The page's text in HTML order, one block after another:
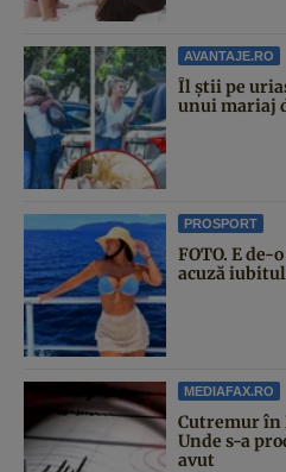
AVANTAJE.RO
Îl știi pe
unui mariaj
PROSPORT
FOTO. E
acuză
MEDIAFAX.RO
Cutremur în
Unde s-a
avut